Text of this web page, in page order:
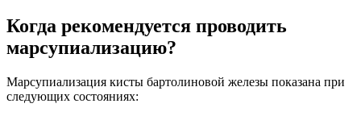
Когда рекомендуется проводить
марсупиализацию?
Марсупиализация кисты бартолиновой железы показана при
следующих состояниях: